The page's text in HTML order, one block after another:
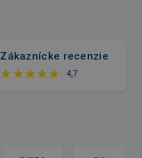
Zákaznícke recenzie
4,7